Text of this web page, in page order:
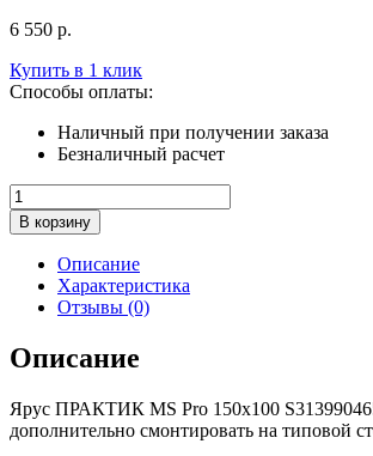
6 550 р.
Купить в 1 клик
Способы оплаты:
Наличный при получении заказа
Безналичный расчет
Количество
товара
Стеллаж
Практик
Ярус
150х100
В корзину
Описание
Характеристика
Отзывы (0)
Описание
Ярус ПРАКТИК MS Pro 150х100
дополнительно смонтировать на типовой